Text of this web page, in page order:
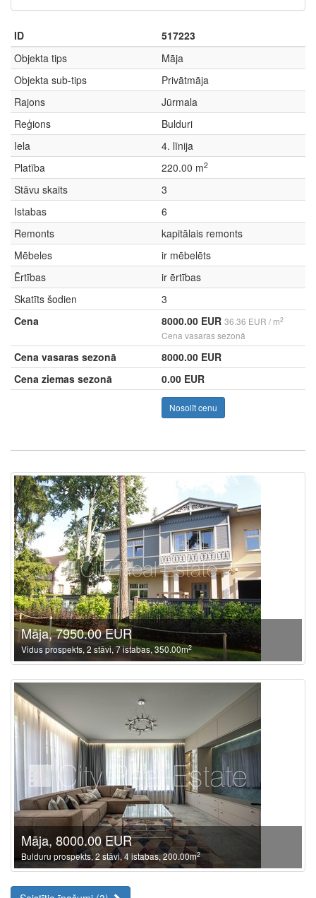
ID
517223
Objekta tips
Māja
Objekta sub-tips
Privātmāja
Rajons
Jūrmala
Reģions
Bulduri
Iela
4. līnija
Platība
220.00 m2
Stāvu skaits
3
Istabas
6
Remonts
kapitālais remonts
Mēbeles
ir mēbelēts
Ērtības
ir ērtības
Skatīts šodien
3
Cena
8000.00 EUR 36.36 EUR / m2
Cena vasaras sezonā
Cena vasaras sezonā
8000.00 EUR
Cena ziemas sezonā
0.00 EUR
Nosolīt cenu
Māja, 7950.00 EUR
Vidus prospekts, 2 stāvi, 7 istabas, 350.00m2
Māja, 8000.00 EUR
Bulduru prospekts, 2 stāvi, 4 istabas, 200.00m2